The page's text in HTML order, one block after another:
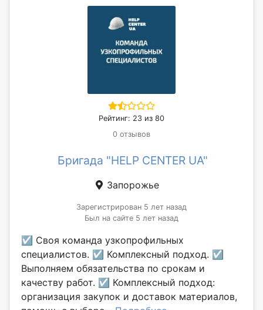
Рейтинг: 23 из 80
0 отзывов
Бригада "HELP CENTER UA"
Запорожье
Зарегистрирован 5 лет назад
Был на сайте 5 лет назад
☑ Своя команда узкопрофильных
специалистов. ☑ Комплексный подход. ☑
Выполняем обязательства по срокам и
качеству работ. ☑ Комплексный подход:
организация закупок и доставок материалов,